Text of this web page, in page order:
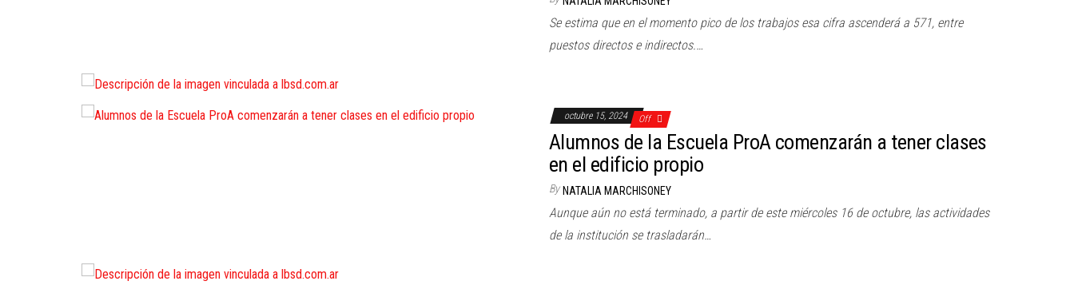
Se estima que en el momento pico de los trabajos esa cifra ascenderá a 571, entre
puestos directos e indirectos.…
octubre 15, 2024 Off
Alumnos de la Escuela ProA comenzarán a tener clases
en el edificio propio
By NATALIA MARCHISONEY
Aunque aún no está terminado, a partir de este miércoles 16 de octubre, las actividades
de la institución se trasladarán…